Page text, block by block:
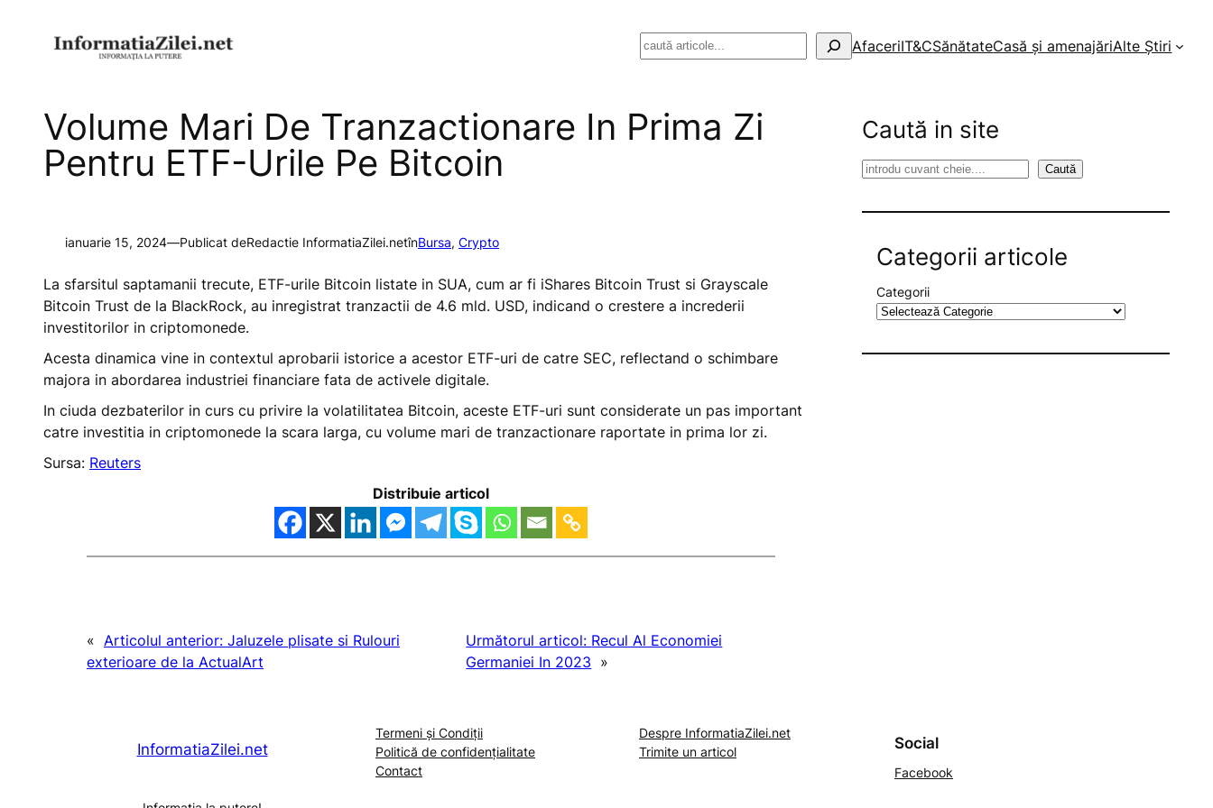
Search AfaceriIT&CSănătateCasă și amenajăriAlte Știri
Volume Mari De Tranzactionare In Prima Zi
Pentru ETF-Urile Pe Bitcoin
ianuarie 15, 2024—Publicat deRedactie InformatiaZilei.netînBursa, Crypto
La sfarsitul saptamanii trecute, ETF-urile Bitcoin listate in SUA, cum ar fi iShares Bitcoin Trust si Grayscale
Bitcoin Trust de la BlackRock, au inregistrat tranzactii de 4.6 mld. USD, indicand o crestere a increderii
investitorilor in criptomonede.
Acesta dinamica vine in contextul aprobarii istorice a acestor ETF-uri de catre SEC, reflectand o schimbare
majora in abordarea industriei financiare fata de activele digitale.
In ciuda dezbaterilor in curs cu privire la volatilitatea Bitcoin, aceste ETF-uri sunt considerate un pas important
catre investitia in criptomonede la scara larga, cu volume mari de tranzactionare raportate in prima lor zi.
Sursa: Reuters
Distribuie articol
« Articolul anterior: Jaluzele plisate si Rulouri
exterioare de la ActualArt
Următorul articol: Recul Al Economiei
Germaniei In 2023 »
Caută in site
S
a
Caută
Categorii articole
Categorii
InformatiaZilei.net
Termeni și Condiții
Politică de confidențialitate
Contact
Despre InformatiaZilei.net
Trimite un articol
Social
Facebook